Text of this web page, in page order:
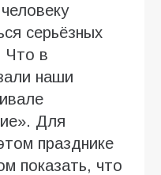
серьёзных
Что в
наши
Для
празднике
показать, что